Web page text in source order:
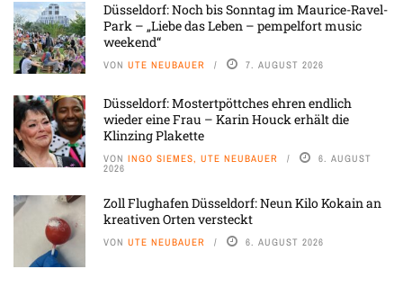
Düsseldorf: Noch bis Sonntag im Maurice-Ravel-
Park – „Liebe das Leben – pempelfort music
weekend“
VON UTE NEUBAUER 7. AUGUST 2026
Düsseldorf: Mostertpöttches ehren endlich
wieder eine Frau – Karin Houck erhält die
Klinzing Plakette
VON INGO SIEMES, UTE NEUBAUER 6. AUGUST
2026
Zoll Flughafen Düsseldorf: Neun Kilo Kokain an
kreativen Orten versteckt
VON UTE NEUBAUER 6. AUGUST 2026